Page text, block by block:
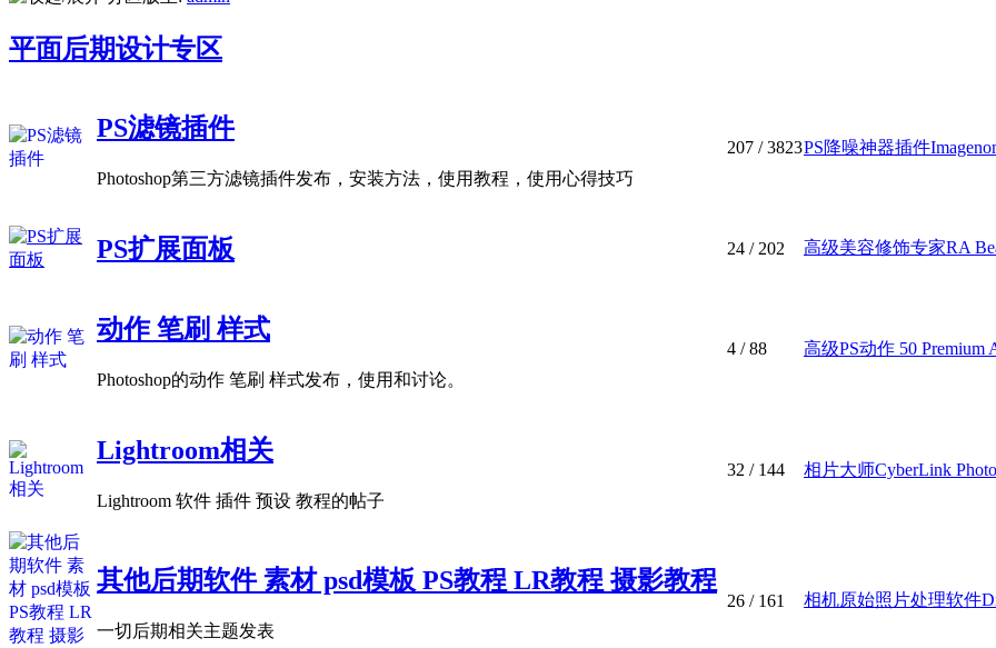
平面后期设计专区
PS滤镜插件
Photoshop第三方滤镜插件发布，安装方法，使用教程，使用心得技巧
207 / 3823PS降噪神器插件
PS扩展面板 24 / 202 高级美容修饰专家RA
动作 笔刷 样式
Photoshop的动作 笔刷 样式发布，使用和讨论。
4 / 88 高级PS动作 50 Premium
Lightroom相关
Lightroom 软件 插件 预设 教程的帖子
32 / 144 相片大师CyberLink
其他后期软件 素材 psd模板 PS教程 LR教程 摄影教程
一切后期相关主题发表
26 / 161 相机原始照片处理软件